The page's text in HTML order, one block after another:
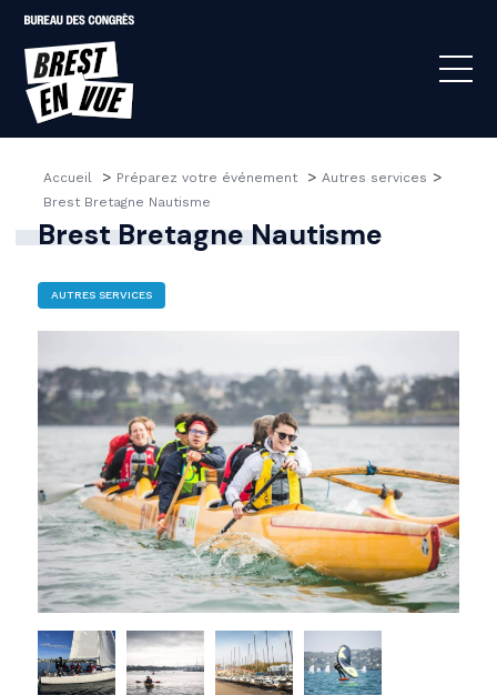
Accueil > Préparez votre événement > Autres services >
Brest Bretagne Nautisme
Brest Bretagne Nautisme
AUTRES SERVICES